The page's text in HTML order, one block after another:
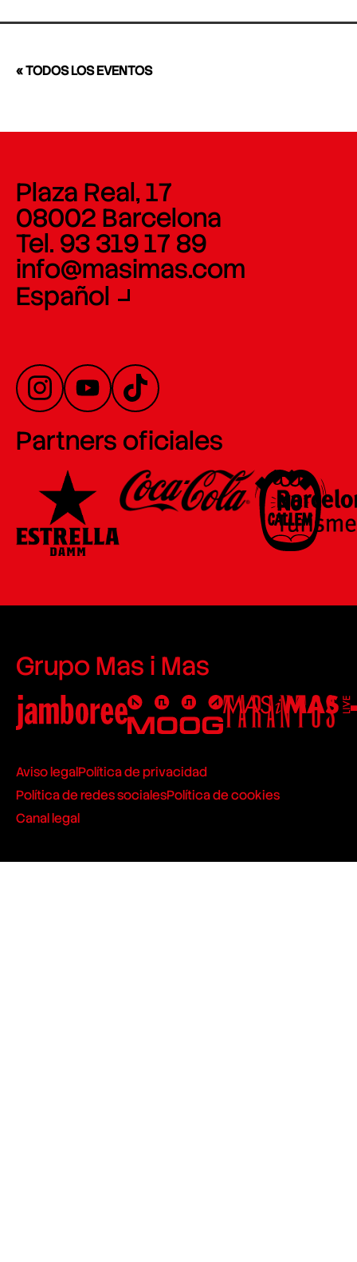
« TODOS LOS EVENTOS
Plaza Real, 17
08002 Barcelona
Tel. 93 319 17 89
info@masimas.com
Español
Partners oficiales
Grupo Mas i Mas
Aviso legalPolítica de privacidad
Política de redes socialesPolítica de cookies
Canal legal